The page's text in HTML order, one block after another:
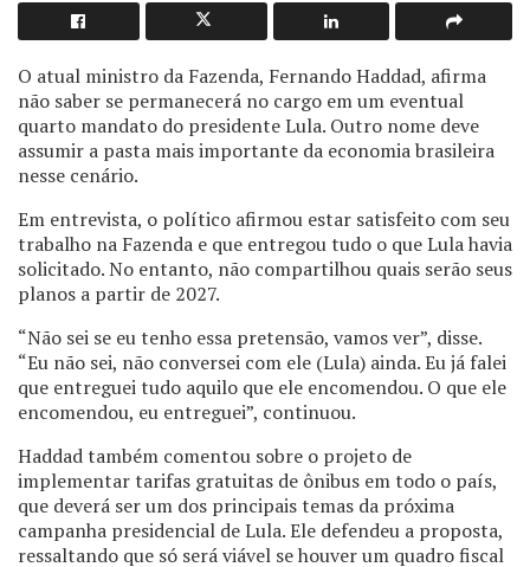
O atual ministro da Fazenda, Fernando Haddad, afirma
não saber se permanecerá no cargo em um eventual
quarto mandato do presidente Lula. Outro nome deve
assumir a pasta mais importante da economia brasileira
nesse cenário.
Em entrevista, o político afirmou estar satisfeito com seu
trabalho na Fazenda e que entregou tudo o que Lula havia
solicitado. No entanto, não compartilhou quais serão seus
planos a partir de 2027.
“Não sei se eu tenho essa pretensão, vamos ver”, disse.
“Eu não sei, não conversei com ele (Lula) ainda. Eu já falei
que entreguei tudo aquilo que ele encomendou. O que ele
encomendou, eu entreguei”, continuou.
Haddad também comentou sobre o projeto de
implementar tarifas gratuitas de ônibus em todo o país,
que deverá ser um dos principais temas da próxima
campanha presidencial de Lula. Ele defendeu a proposta,
ressaltando que só será viável se houver um quadro fiscal